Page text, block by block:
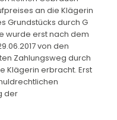
an die Klägerin
Grundstücks durch G
wurde erst nach dem
von den
Zahlungsweg durch
Klägerin erbracht. Erst
der